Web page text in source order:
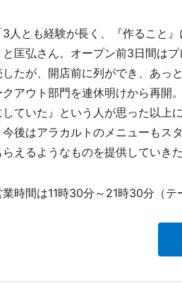
人とも経験が長く、『作ること
と匡弘さん。オープン前3日間は
したが、開店前に列ができ、あっ
クアウト部門を連休明けから再開
していた』という人が思った以上
今後はアラカルトのメニューもス
らえるようなものを提供していき
時間は11時30分～21時30分（テ